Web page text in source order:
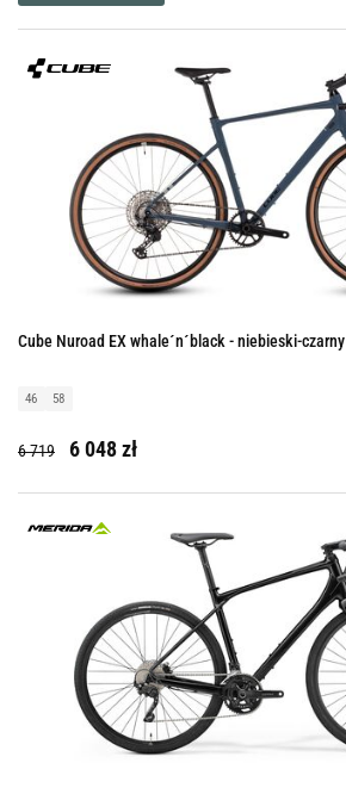
Cube Nuroad EX whale´n´black - niebieski-czarny
46 58
6 719 6 048 zł